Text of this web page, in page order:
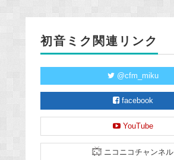
初音ミク関連リンク
@cfm_miku
facebook
YouTube
ニコニコチャンネル